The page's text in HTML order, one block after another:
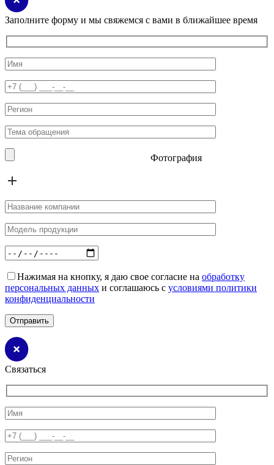
Заполните форму и мы свяжемся с вами в ближайшее время
Фотография
Нажимая на кнопку, я даю свое согласие на обработку
персональных данных и соглашаюсь с условиями политики
конфиденциальности
Связаться